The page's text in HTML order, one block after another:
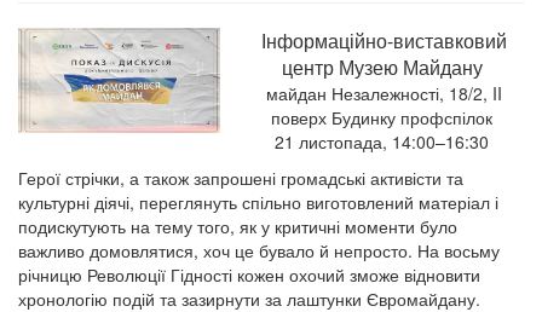
Інформаційно-виставковий
центр Музею Майдану
майдан Незалежності, 18/2, II
поверх Будинку профспілок
21 листопада, 14:00–16:30
Герої стрічки, а також запрошені громадські активісти та
культурні діячі, переглянуть спільно виготовлений матеріал і
подискутують на тему того, як у критичні моменти було
важливо домовлятися, хоч це бувало й непросто. На восьму
річницю Революції Гідності кожен охочий зможе відновити
хронологію подій та зазирнути за лаштунки Євромайдану.